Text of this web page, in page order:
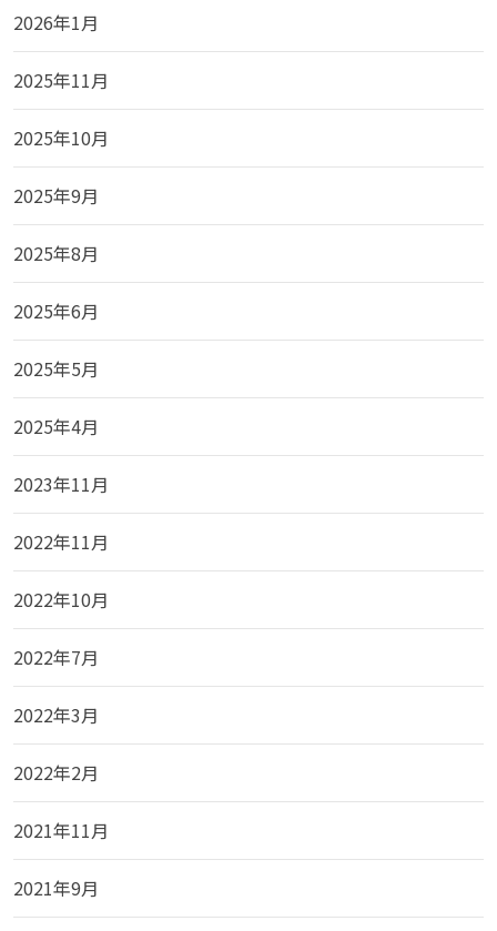
2026年1月
2025年11月
2025年10月
2025年9月
2025年8月
2025年6月
2025年5月
2025年4月
2023年11月
2022年11月
2022年10月
2022年7月
2022年3月
2022年2月
2021年11月
2021年9月